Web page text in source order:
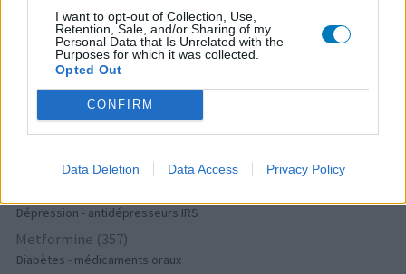
I want to opt-out of Collection, Use,
Retention, Sale, and/or Sharing of my
Personal Data that Is Unrelated with the
Purposes for which it was collected.
Opted Out
CONFIRM
Data Deletion Data Access Privacy Policy
Dépression - antidépresseurs autre
Tamoxifene (386)
Cancer - hormones et antihormones
Crestor (366)
Cholestérol
Dépression - antidépresseurs IRS
Dépression - antidépresseurs IRS
Metformine (357)
Diabètes - médicaments oraux